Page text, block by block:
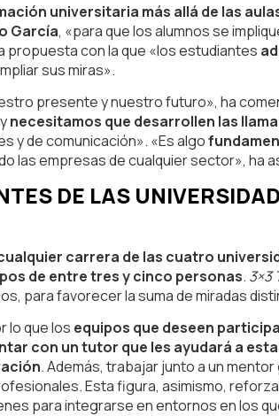
universitaria más allá de las
García, «para que los alumnos se
propuesta con la que «los estudiantes
sus miras».
presente y nuestro futuro», ha
necesitamos que desarrollen las
y de comunicación». «Es algo
las empresas de cualquier sector», ha
DE LAS
carrera de las cuatro
de entre tres y cinco personas. 3×3
para favorecer la suma de miradas
lo que los equipos que deseen
con un tutor que les ayudará a
. Además, trabajar junto a un
Esta figura, asimismo,
para integrarse en entornos en los